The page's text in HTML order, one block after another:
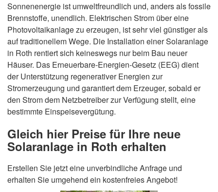
Sonnenenergie ist umweltfreundlich und, anders als fossile
Brennstoffe, unendlich. Elektrischen Strom über eine
Photovoltaikanlage zu erzeugen, ist sehr viel günstiger als
auf traditionellem Wege. Die Installation einer Solaranlage
in Roth rentiert sich keineswegs nur beim Bau neuer
Häuser. Das Erneuerbare-Energien-Gesetz (EEG) dient
der Unterstützung regenerativer Energien zur
Stromerzeugung und garantiert dem Erzeuger, sobald er
den Strom dem Netzbetreiber zur Verfügung stellt, eine
bestimmte Einspeisevergütung.
Gleich hier Preise für Ihre neue
Solaranlage in Roth erhalten
Erstellen Sie jetzt eine unverbindliche Anfrage und
erhalten Sie umgehend ein kostenfreies Angebot!